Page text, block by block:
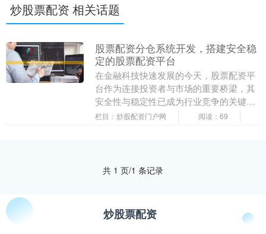
炒股票配资 相关话题
股票配资分仓系统开发，搭建安全稳
定的股票配资平台
在金融科技快速发展的今天，股票配资平
台作为连接投资者与市场的重要桥梁，其
安全性与稳定性已成为行业竞争的关键。
一个专业的股票配资分仓系统不仅是技术
栏目：炒股配资门户网 阅读：69
共 1 页/1 条记录
炒股票配资